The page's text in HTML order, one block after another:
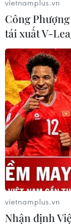
bàn thành
chế tài chính./.
vietnamplus.vn
Công
tái xuất V-
vietnamplus.vn
Nhận định